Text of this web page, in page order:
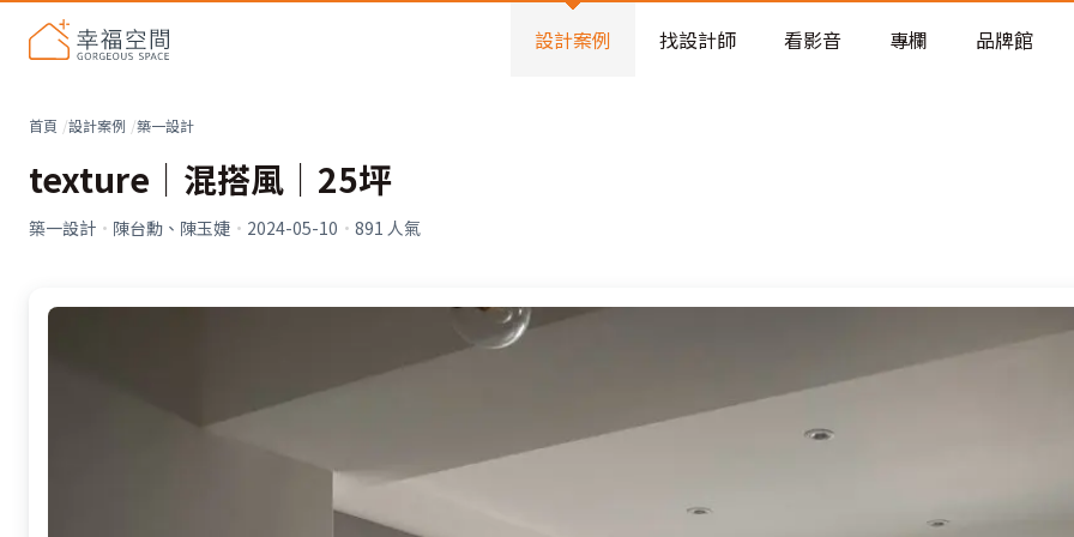
老屋預算分配與高 CP 值煥新術
設計案例 找設計師 看影音 專欄 品牌館
首頁 設計案例 築一設計
texture│混搭風│25坪
築一設計 · 陳台勳、陳玉婕 · 2024-05-10 · 891 人氣